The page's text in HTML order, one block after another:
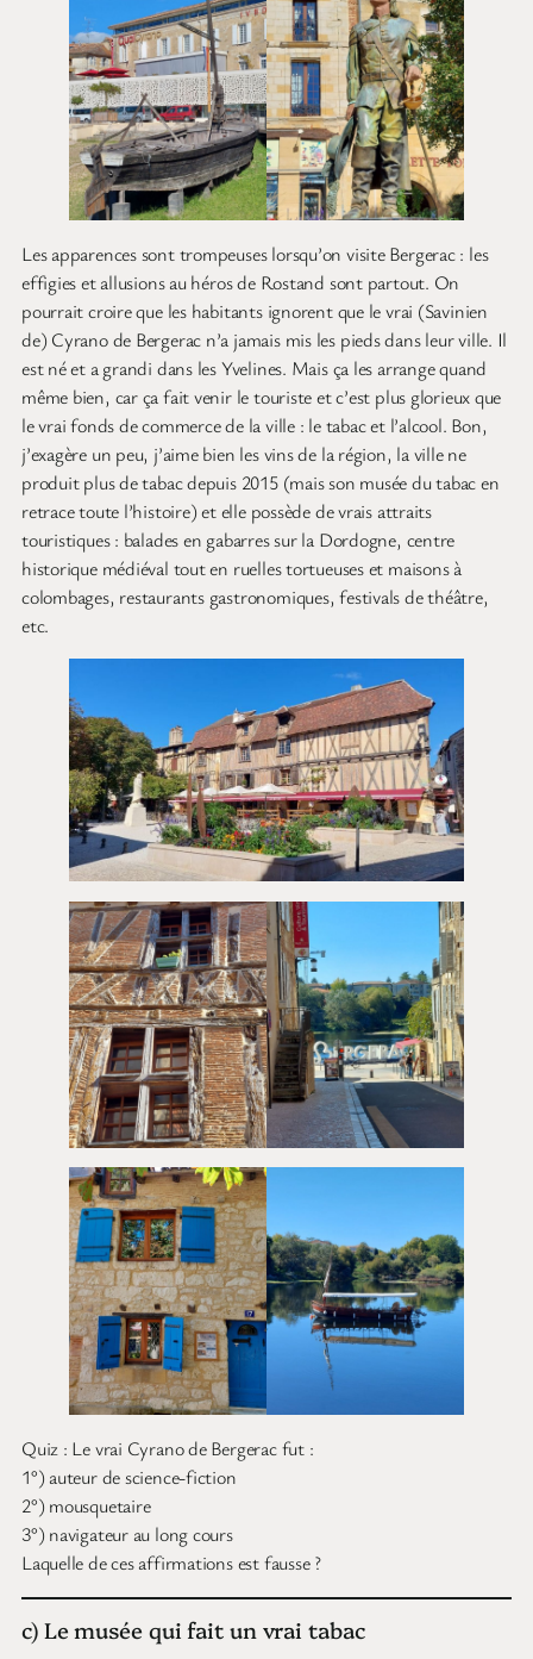
Les apparences sont trompeuses lorsqu’on visite Bergerac : les
effigies et allusions au héros de Rostand sont partout. On
pourrait croire que les habitants ignorent que le vrai (Savinien
de) Cyrano de Bergerac n’a jamais mis les pieds dans leur ville. Il
est né et a grandi dans les Yvelines. Mais ça les arrange quand
même bien, car ça fait venir le touriste et c’est plus glorieux que
le vrai fonds de commerce de la ville : le tabac et l’alcool. Bon,
j’exagère un peu, j’aime bien les vins de la région, la ville ne
produit plus de tabac depuis 2015 (mais son musée du tabac en
retrace toute l’histoire) et elle possède de vrais attraits
touristiques : balades en gabarres sur la Dordogne, centre
historique médiéval tout en ruelles tortueuses et maisons à
colombages, restaurants gastronomiques, festivals de théâtre,
etc.
Quiz : Le vrai Cyrano de Bergerac fut :
1°) auteur de science-fiction
2°) mousquetaire
3°) navigateur au long cours
Laquelle de ces affirmations est fausse ?
c) Le musée qui fait un vrai tabac